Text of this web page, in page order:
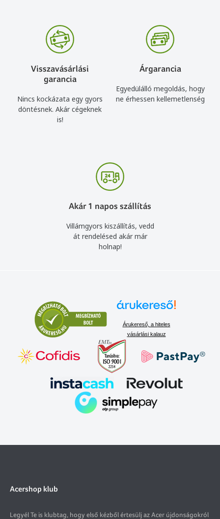
Visszavásárlási
garancia
Nincs kockázata egy gyors
döntésnek. Akár cégeknek
is!
Árgarancia
Egyedülálló megoldás, hogy
ne érhessen kellemetlenség
Akár 1 napos szállítás
Villámgyors kiszállítás, vedd
át rendelésed akár már
holnap!
Árukereső, a hiteles
vásárlási kalauz
Acershop klub
Legyél Te is klubtag, hogy első kézből értesülj az Acer újdonságokról